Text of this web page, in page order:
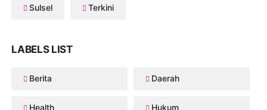
Sulsel Terkini
LABELS LIST
Berita Daerah
Health Hukum